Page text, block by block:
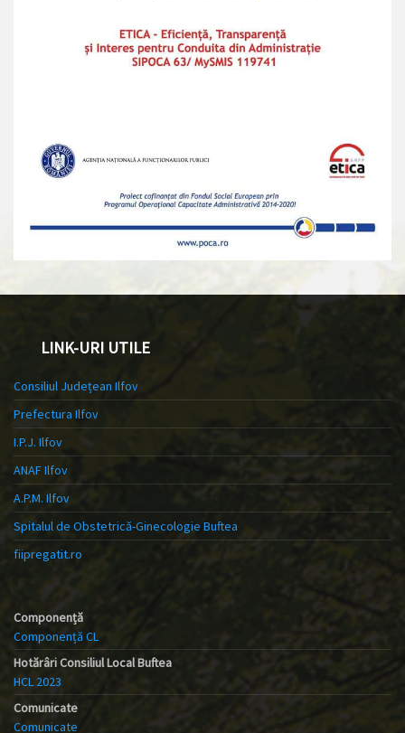
LINK-URI UTILE
Consiliul Județean Ilfov
Prefectura Ilfov
I.P.J. Ilfov
ANAF Ilfov
A.P.M. Ilfov
Spitalul de Obstetrică-Ginecologie Buftea
fiipregatit.ro
Componență
Componență CL
Hotărâri Consiliul Local Buftea
HCL 2023
Comunicate
Comunicate